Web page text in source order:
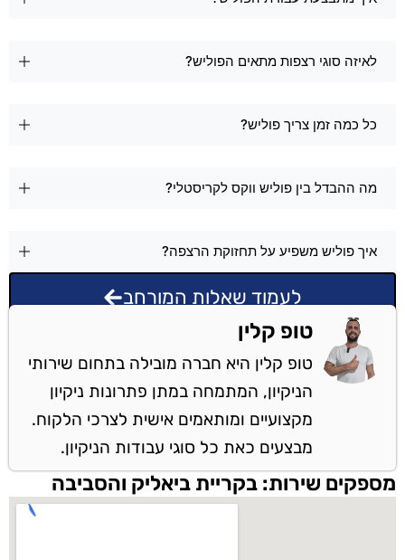
לאיזה סוגי רצפות מתאים הפוליש?
כל כמה זמן צריך פוליש?
מה ההבדל בין פוליש ווקס לקריסטלי?
איך פוליש משפיע על תחזוקת הרצפה?
לעמוד שאלות המורחב
טופ קלין
טופ קלין היא חברה מובילה בתחום שירותי
הניקיון, המתמחה במתן פתרונות ניקיון
מקצועיים ומותאמים אישית לצרכי הלקוח.
מבצעים כאת כל סוגי עבודות הניקיון.
מספקים שירות: בקריית ביאליק והסביבה